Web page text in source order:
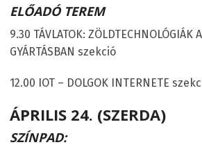
ELŐADÓ TEREM
9.30 TÁVLATOK: ZÖLDTECHNOLÓGIÁK
GYÁRTÁSBAN szekció
12.00 IOT – DOLGOK INTERNETE
ÁPRILIS 24. (SZERDA)
SZÍNPAD: